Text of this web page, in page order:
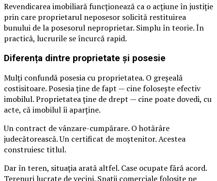
Revendicarea imobiliară funcționează ca o acțiune în justiție
prin care proprietarul neposesor solicită restituirea
bunului de la posesorul neproprietar. Simplu în teorie. În
practică, lucrurile se încurcă rapid.
Diferența dintre proprietate și posesie
Mulți confundă posesia cu proprietatea. O greșeală
costisitoare. Posesia ține de fapt — cine folosește efectiv
imobilul. Proprietatea ține de drept — cine poate dovedi, cu
acte, că imobilul îi aparține.
Un contract de vânzare-cumpărare. O hotărâre
judecătorească. Un certificat de moștenitor. Acestea
construiesc titlul.
Dar în teren, situația arată altfel. Case ocupate fără acord.
Terenuri lucrate de vecini. Spații comerciale folosite pe